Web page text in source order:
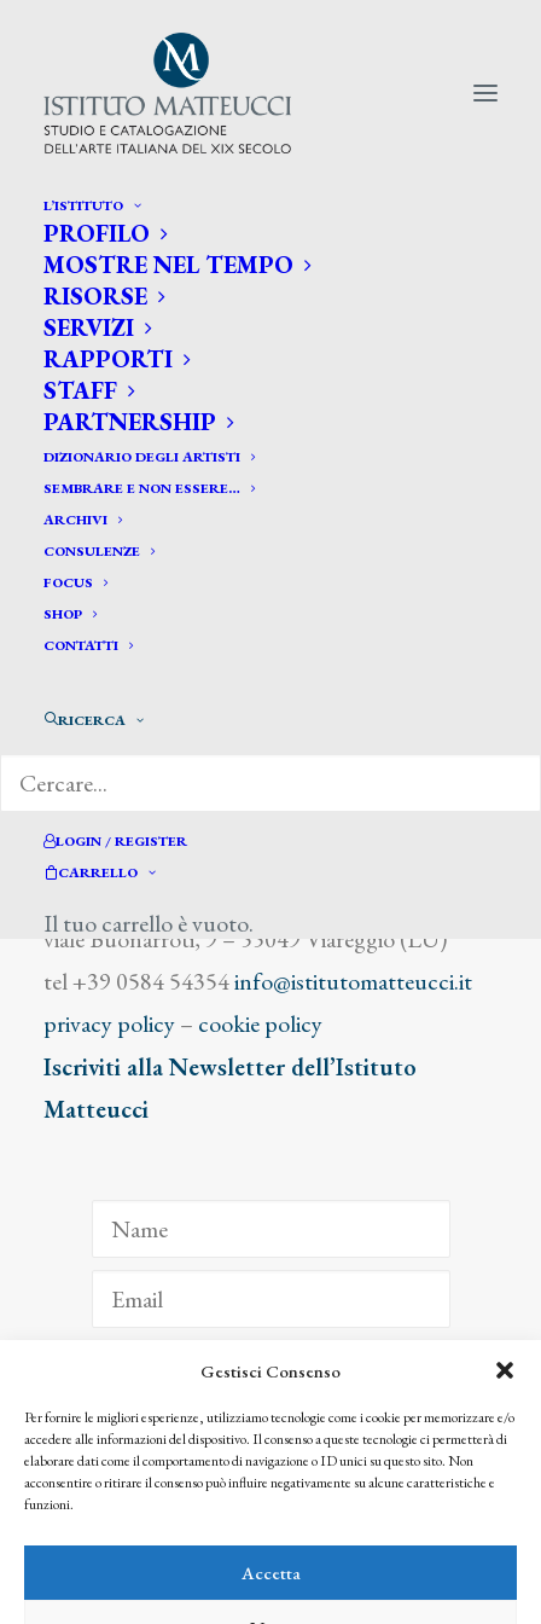
Gestisci Consenso
Per fornire le migliori esperienze, utilizziamo tecnologie come i cookie per memorizzare e/o
accedere alle informazioni del dispositivo. Il consenso a queste tecnologie ci permetterà di
elaborare dati come il comportamento di navigazione o ID unici su questo sito. Non
acconsentire o ritirare il consenso può influire negativamente su alcune caratteristiche e
funzioni.
Accetta
L’ISTITUTO
PROFILO
MOSTRE NEL TEMPO
RISORSE
SERVIZI
RAPPORTI
STAFF
PARTNERSHIP
DIZIONARIO DEGLI ARTISTI
SEMBRARE E NON ESSERE…
ARCHIVI
CONSULENZE
FOCUS
SHOP
CONTATTI
RICERCA
LOGIN / REGISTER
CARRELLO
Il tuo carrello è vuoto.
CERCA TRA GLI ARTISTI:
Search
for:
Gonella G.
viale Buonarroti, 9 – 55049 Viareggio (LU)
tel +39 0584 54354info@istitutomatteucci.it
privacy policy– cookie policy
Iscriviti alla Newsletter dell’Istituto
Matteucci
ISCRIVITI
Facendo clic per iscriverti, riconosci che le tue informazioni saranno trattate
seguendo la nostra Privacy Policy
© 2025 Istituto Matteucci. All right reserved
l’autorizzazione scritta dei proprietari dei diritti e dell’Istituto Matteucci